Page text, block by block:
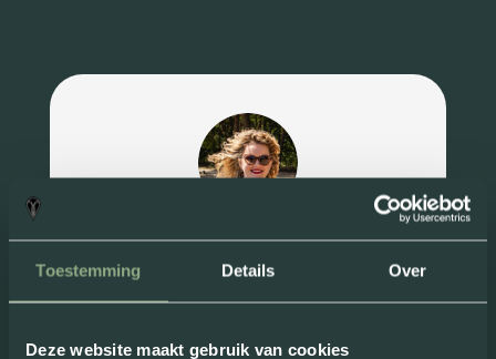
Toestemming Details Over
Deze website maakt gebruik van cookies
“Superleukuitje om met een groep te
doen. De E-choppers zitten fijn, zelfs